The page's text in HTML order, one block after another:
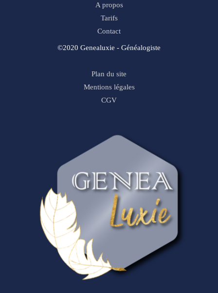
A propos
Tarifs
Contact
©2020 Genealuxie - Généalogiste
Plan du site
Mentions légales
CGV